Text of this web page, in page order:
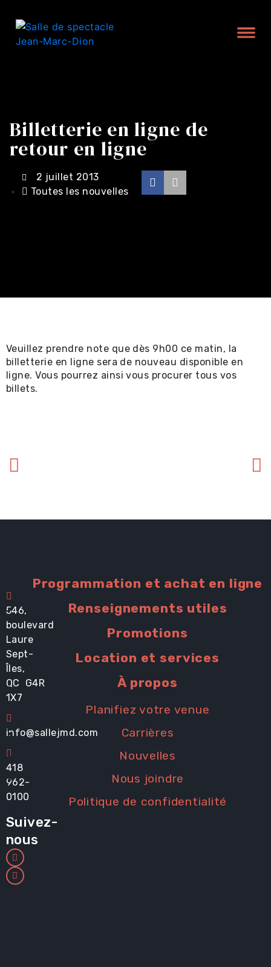
Billetterie en ligne de
retour en ligne
2 juillet 2013
Toutes les nouvelles
Veuillez prendre note que dès 9h00 ce matin, la
billetterie en ligne sera de nouveau disponible en
ligne. Vous pourrez ainsi vous procurer tous vos
billets.
546,
boulevard
Laure
Sept-
Îles,
QC G4R
1X7
info@sallejmd.com
418
962-
0100
Suivez-
nous
Programmation et achat en ligne
Renseignements utiles
Promotions
Location et services
À propos
Planifiez votre venue
Carrières
Nouvelles
Nous joindre
Politique de confidentialité
Achat en ligne -
Certificat-cadeau
Renseignements
Location et